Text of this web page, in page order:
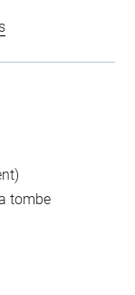
tombe